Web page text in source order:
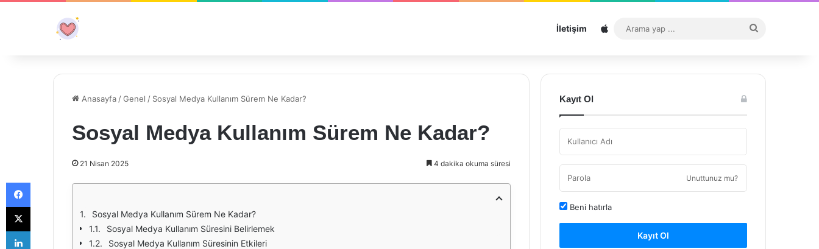
İletişim Sitemap
...
Anasayfa /Genel / Sosyal Medya Kullanım Sürem Ne Kadar?
Sosyal Medya Kullanım Sürem Ne Kadar?
21 Nisan 2025 4 dakika okuma süresi
Sosyal Medya Kullanım Sürem Ne Kadar?
Sosyal Medya Kullanım Süresini Belirlemek
Sosyal Medya Kullanım Süresinin Etkileri
Kayıt Ol
Unuttunuz mu?
Beni hatırla
Kayıt Ol
Facebook
X
LinkedIn